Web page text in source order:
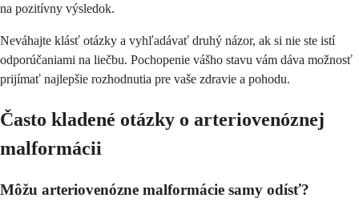
na pozitívny výsledok.
Neváhajte klásť otázky a vyhľadávať druhý názor, ak si nie ste istí
odporúčaniami na liečbu. Pochopenie vášho stavu vám dáva možnosť
prijímať najlepšie rozhodnutia pre vaše zdravie a pohodu.
Často kladené otázky o arteriovenóznej
malformácii
Môžu arteriovenózne malformácie samy odísť?